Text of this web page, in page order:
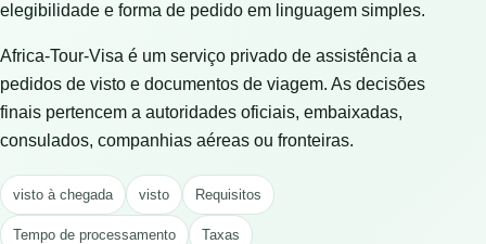
elegibilidade e forma de pedido em linguagem simples.
Africa-Tour-Visa é um serviço privado de assistência a
pedidos de visto e documentos de viagem. As decisões
finais pertencem a autoridades oficiais, embaixadas,
consulados, companhias aéreas ou fronteiras.
visto à chegada visto Requisitos
Tempo de processamento Taxas